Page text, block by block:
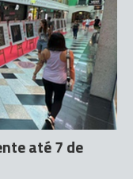
até 7 de